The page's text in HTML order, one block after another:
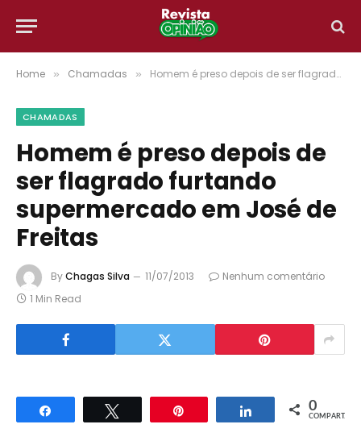
Home » Chamadas » Homem é preso depois de ser flagrado furtando supermercado em José de Freitas
CHAMADAS
Homem é preso depois de
ser flagrado furtando
supermercado em José de
Freitas
ByChagas Silva 11/07/2013
Nenhum comentário
1 Min Read
Compartilhar Compartilhar
0
COMPART.